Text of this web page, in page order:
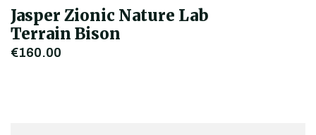
Jasper Zionic Nature Lab
Terrain Bison
€160,00